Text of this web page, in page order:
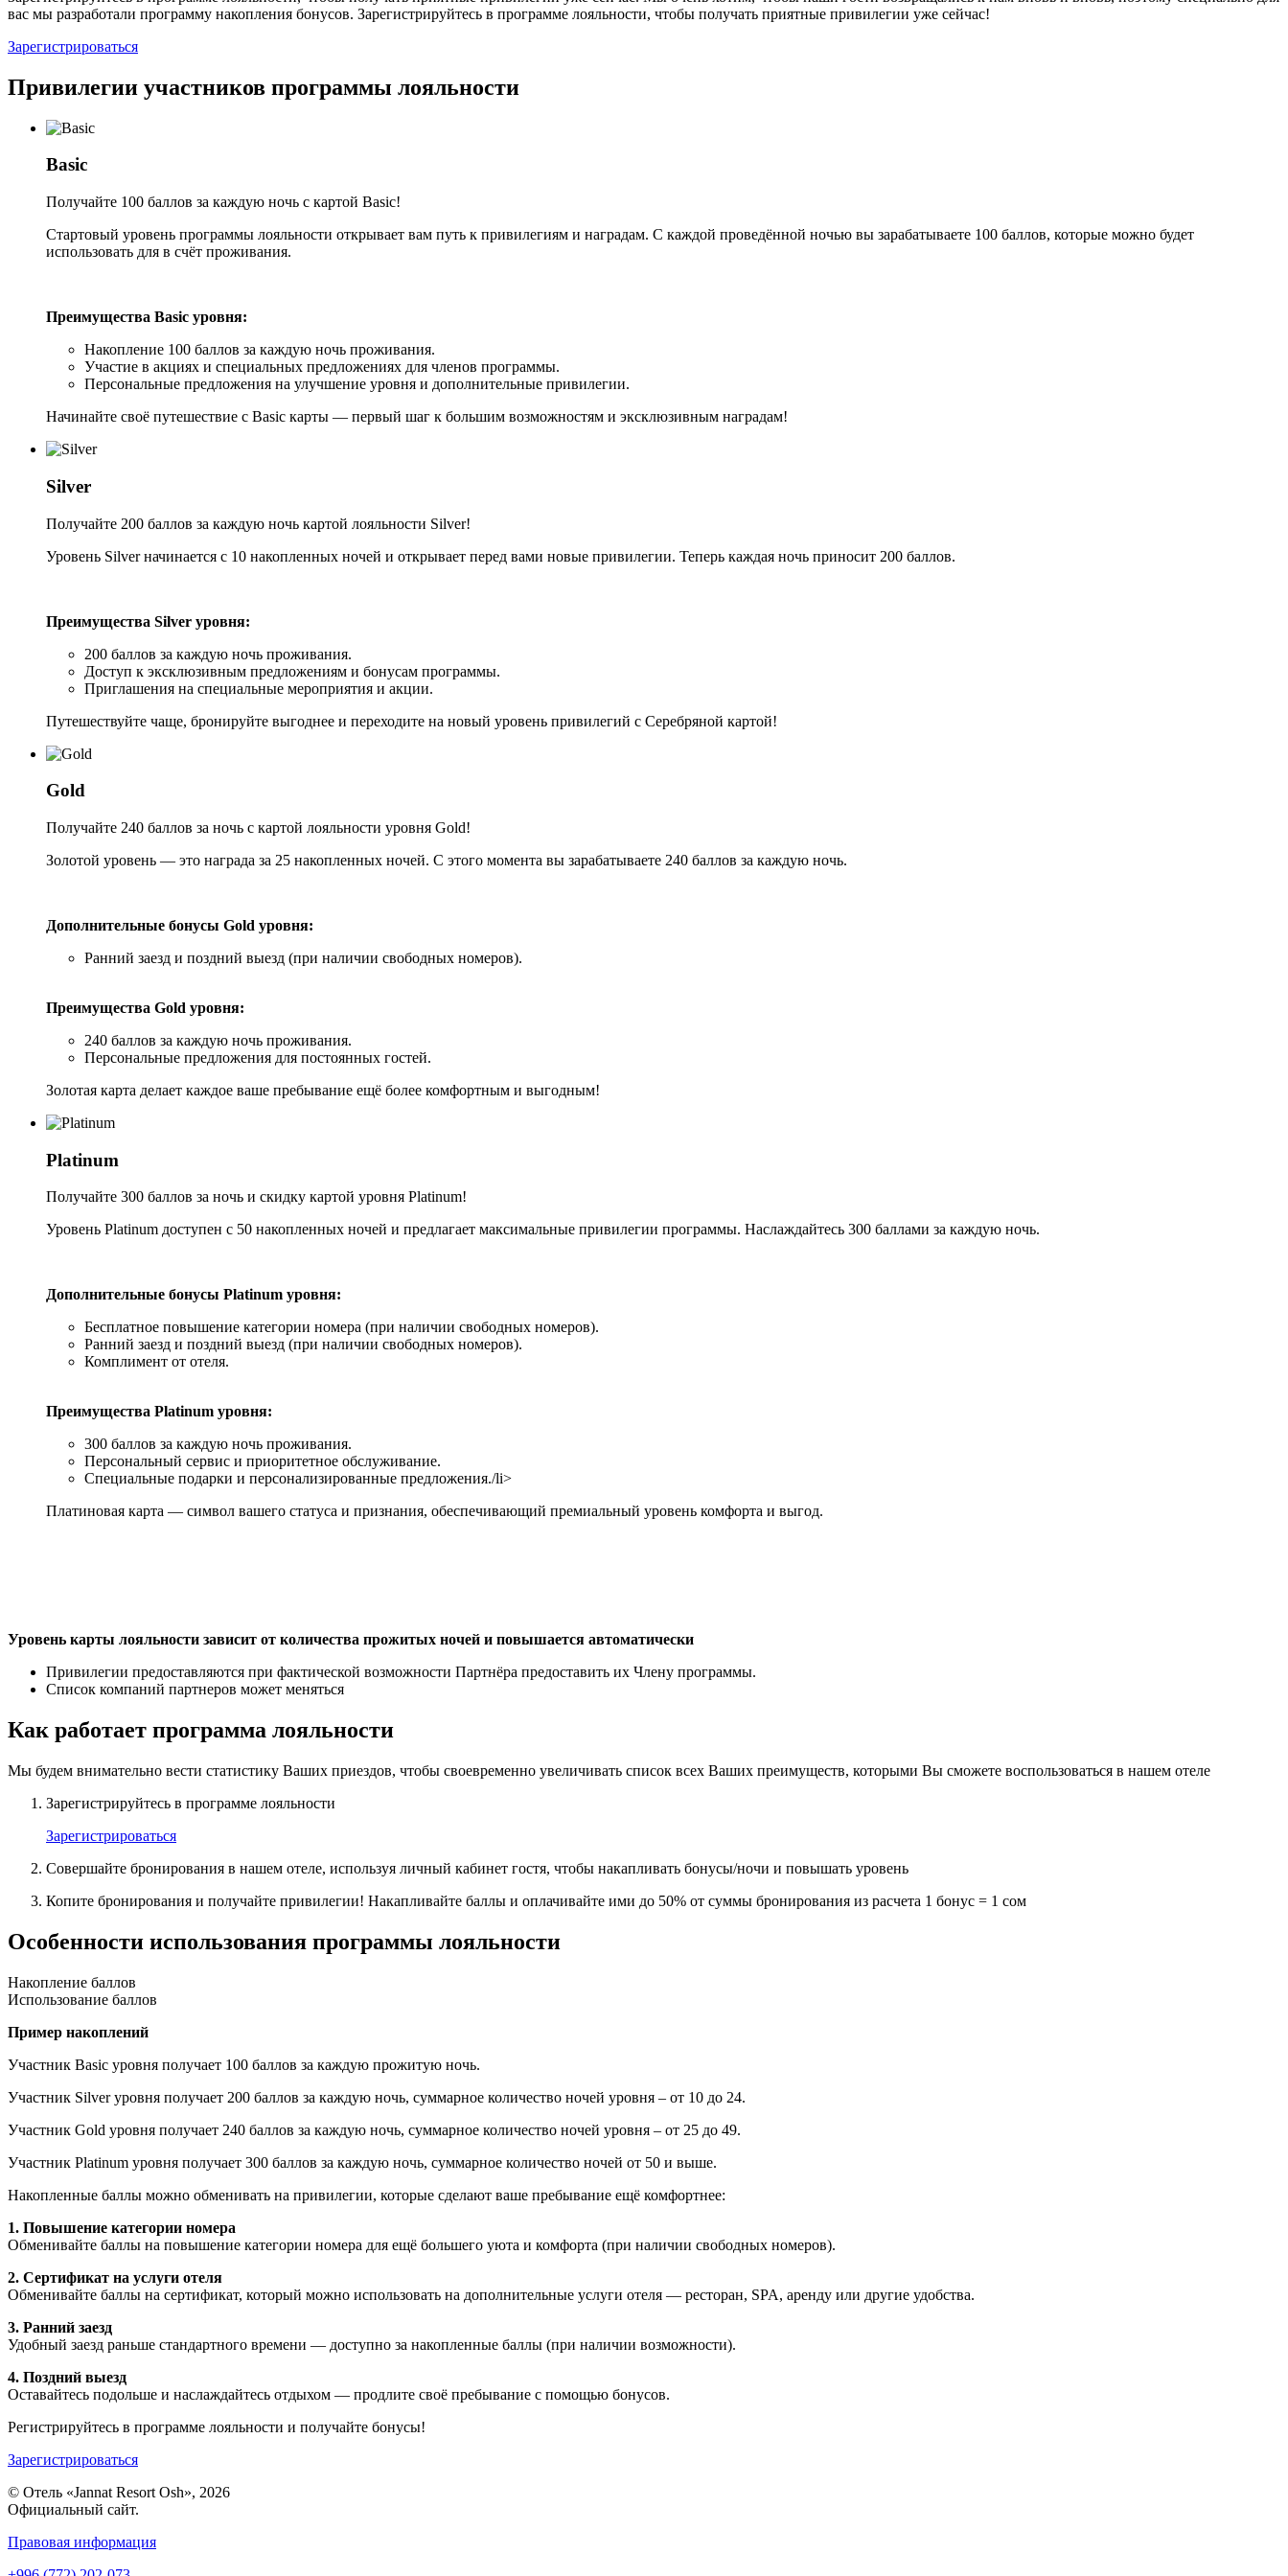
вас мы разработали программу накопления бонусов. Зарегистрируйтесь в программе лояльности, чтобы получать приятные привилегии уже сейчас!
Зарегистрироваться
Привилегии участников программы лояльности
Basic
Получайте 100 баллов за каждую ночь с картой Basic!
Стартовый уровень программы лояльности открывает вам путь к привилегиям и наградам. С каждой проведённой ночью вы зарабатываете 100 баллов, которые можно будет
использовать для в счёт проживания.
Преимущества Basic уровня:
Накопление 100 баллов за каждую ночь проживания.
Участие в акциях и специальных предложениях для членов программы.
Персональные предложения на улучшение уровня и дополнительные привилегии.
Начинайте своё путешествие с Basic карты — первый шаг к большим возможностям и эксклюзивным наградам!
Silver
Получайте 200 баллов за каждую ночь картой лояльности Silver!
Уровень Silver начинается с 10 накопленных ночей и открывает перед вами новые привилегии. Теперь каждая ночь приносит 200 баллов.
Преимущества Silver уровня:
200 баллов за каждую ночь проживания.
Доступ к эксклюзивным предложениям и бонусам программы.
Приглашения на специальные мероприятия и акции.
Путешествуйте чаще, бронируйте выгоднее и переходите на новый уровень привилегий с Серебряной картой!
Gold
Получайте 240 баллов за ночь с картой лояльности уровня Gold!
Золотой уровень — это награда за 25 накопленных ночей. С этого момента вы зарабатываете 240 баллов за каждую ночь.
Дополнительные бонусы Gold уровня:
Ранний заезд и поздний выезд (при наличии свободных номеров).
Преимущества Gold уровня:
240 баллов за каждую ночь проживания.
Персональные предложения для постоянных гостей.
Золотая карта делает каждое ваше пребывание ещё более комфортным и выгодным!
Platinum
Получайте 300 баллов за ночь и скидку картой уровня Platinum!
Уровень Platinum доступен с 50 накопленных ночей и предлагает максимальные привилегии программы. Наслаждайтесь 300 баллами за каждую ночь.
Дополнительные бонусы Platinum уровня:
Бесплатное повышение категории номера (при наличии свободных номеров).
Ранний заезд и поздний выезд (при наличии свободных номеров).
Комплимент от отеля.
Преимущества Platinum уровня:
300 баллов за каждую ночь проживания.
Персональный сервис и приоритетное обслуживание.
Специальные подарки и персонализированные предложения./li>
Платиновая карта — символ вашего статуса и признания, обеспечивающий премиальный уровень комфорта и выгод.
Уровень карты лояльности зависит от количества прожитых ночей и повышается автоматически
Привилегии предоставляются при фактической возможности Партнёра предоставить их Члену программы.
Список компаний партнеров может меняться
Как работает программа лояльности
Мы будем внимательно вести статистику Ваших приездов, чтобы своевременно увеличивать список всех Ваших преимуществ, которыми Вы сможете воспользоваться в нашем отеле
Зарегистрируйтесь в программе лояльности
Зарегистрироваться
Совершайте бронирования в нашем отеле, используя личный кабинет гостя, чтобы накапливать бонусы/ночи и повышать уровень
Копите бронирования и получайте привилегии! Накапливайте баллы и оплачивайте ими до 50% от суммы бронирования из расчета 1 бонус = 1 сом
Особенности использования программы лояльности
Накопление баллов
Использование баллов
Пример накоплений
Участник Basic уровня получает 100 баллов за каждую прожитую ночь.
Участник Silver уровня получает 200 баллов за каждую ночь, суммарное количество ночей уровня – от 10 до 24.
Участник Gold уровня получает 240 баллов за каждую ночь, суммарное количество ночей уровня – от 25 до 49.
Участник Platinum уровня получает 300 баллов за каждую ночь, суммарное количество ночей от 50 и выше.
Накопленные баллы можно обменивать на привилегии, которые сделают ваше пребывание ещё комфортнее:
1. Повышение категории номера
Обменивайте баллы на повышение категории номера для ещё большего уюта и комфорта (при наличии свободных номеров).
2. Сертификат на услуги отеля
Обменивайте баллы на сертификат, который можно использовать на дополнительные услуги отеля — ресторан, SPA, аренду или другие удобства.
3. Ранний заезд
Удобный заезд раньше стандартного времени — доступно за накопленные баллы (при наличии возможности).
4. Поздний выезд
Оставайтесь подольше и наслаждайтесь отдыхом — продлите своё пребывание с помощью бонусов.
Регистрируйтесь в программе лояльности и получайте бонусы!
Зарегистрироваться
© Отель «Jannat Resort Osh», 2026
Официальный сайт.
Правовая информация